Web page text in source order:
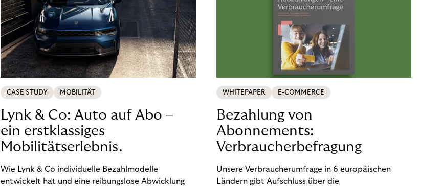
CASE STUDY MOBILITÄT
Lynk & Co: Auto auf Abo –
ein erstklassiges
Mobilitätserlebnis.
Wie Lynk & Co individuelle Bezahlmodelle
entwickelt hat und eine reibungslose Abwicklung
WHITEPAPER E-COMMERCE
Bezahlung von
Abonnements:
Verbraucherbefragung
Unsere Verbraucherumfrage in 6 europäischen
Ländern gibt Aufschluss über die